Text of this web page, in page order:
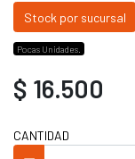
Stock por sucursal
Pocas Unidades.
$ 16.500
CANTIDAD